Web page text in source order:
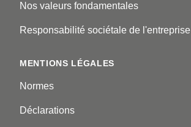
Nos valeurs fondamentales
Responsabilité sociétale de l'entreprise
MENTIONS LÉGALES
Normes
Déclarations